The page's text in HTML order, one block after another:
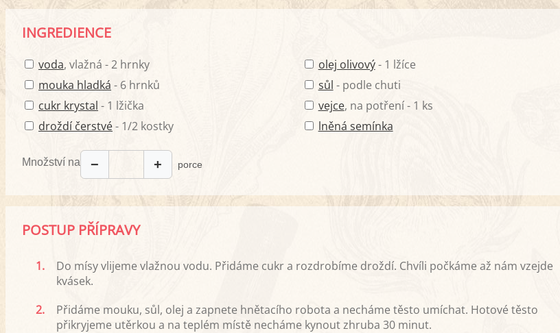
INGREDIENCE
voda, vlažná - 2 hrnky
mouka hladká - 6 hrnků
cukr krystal - 1 lžička
droždí čerstvé- 1/2 kostky
olej olivový- 1 lžíce
sůl - podle chuti
vejce, na potření - 1 ks
lněná semínka
Množství na − + porce
POSTUP PŘÍPRAVY
1.
Do mísy vlijeme vlažnou vodu. Přidáme cukr a rozdrobíme droždí. Chvíli počkáme až nám vzejde
kvásek.
2.
Přidáme mouku, sůl, olej a zapnete hnětacího robota a necháme těsto umíchat. Hotové těsto
přikryjeme utěrkou a na teplém místě necháme kynout zhruba 30 minut.